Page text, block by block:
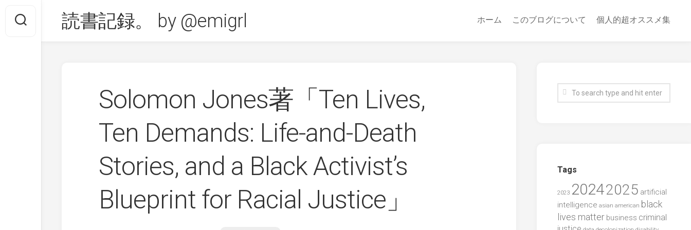
content
読書記録。 by @emigrl ホーム このブログについて 個人的超オススメ集
Solomon Jones著「Ten Lives,
Ten Demands: Life-and-Death
Stories, and a Black Activist’s
Blueprint for Racial Justice」
Tags
2023 20242025 artificial
intelligence asian american black
lives matter business criminal